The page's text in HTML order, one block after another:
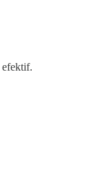
efektif.